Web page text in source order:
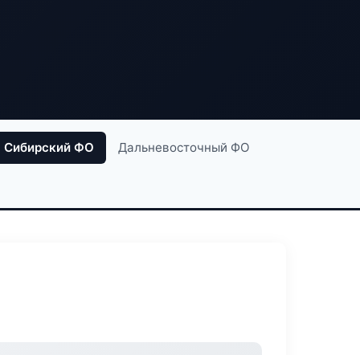
Сибирский ФО Дальневосточный ФО